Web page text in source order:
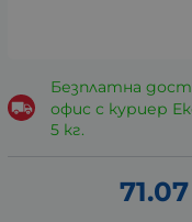
Безплатна
офис с куриер
5 кг.
71.07